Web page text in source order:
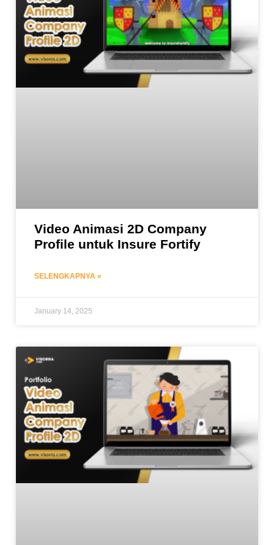
Video Animasi 2D Company
Profile untuk Insure Fortify
SELENGKAPNYA »
January 14, 2025